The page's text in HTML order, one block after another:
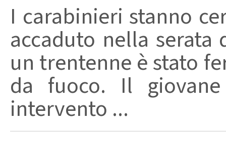
I carabinieri stanno
accaduto nella serata
un trentenne è stato
da fuoco. Il
intervento ...